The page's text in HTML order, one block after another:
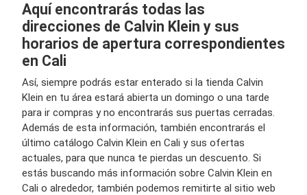
Aquí encontrarás todas las
direcciones de Calvin Klein y sus
horarios de apertura correspondientes
en Cali
Así, siempre podrás estar enterado si la tienda Calvin
Klein en tu área estará abierta un domingo o una tarde
para ir compras y no encontrarás sus puertas cerradas.
Además de esta información, también encontrarás el
último catálogo Calvin Klein en Cali y sus ofertas
actuales, para que nunca te pierdas un descuento. Si
estás buscando más información sobre Calvin Klein en
Cali o alrededor, también podemos remitirte al sitio web